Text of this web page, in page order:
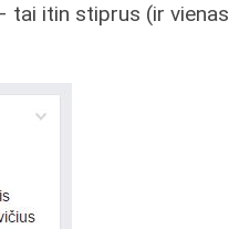
tai itin stiprus (ir vienas